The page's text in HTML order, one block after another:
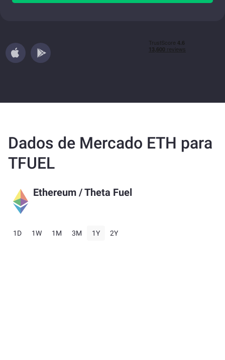
Dados de Mercado ETH para
TFUEL
Ethereum /Theta Fuel
1D 1W 1M 3M 1Y 2Y